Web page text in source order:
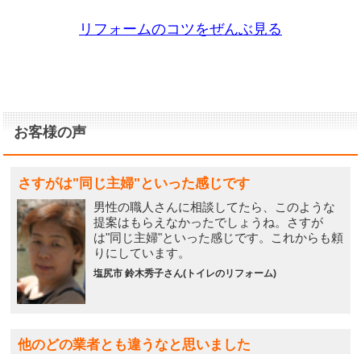
リフォームのコツをぜんぶ見る
お客様の声
さすがは"同じ主婦"といった感じです
男性の職人さんに相談してたら、このような
提案はもらえなかったでしょうね。さすが
は"同じ主婦"といった感じです。これからも頼
りにしています。
塩尻市 鈴木秀子さん(トイレのリフォーム)
他のどの業者とも違うなと思いました